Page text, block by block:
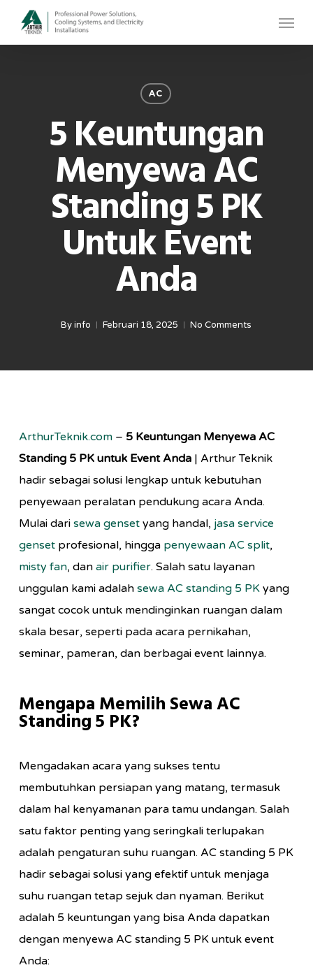
Menu
AC
5 Keuntungan
Menyewa AC
Standing 5 PK
Untuk Event
Anda
By info Februari 18, 2025 No Comments
ArthurTeknik.com– 5 Keuntungan Menyewa AC
Standing 5 PK untuk Event Anda| Arthur Teknik
hadir sebagai solusi lengkap untuk kebutuhan
penyewaan peralatan pendukung acara Anda.
Mulai dari sewa gensetyang handal, jasa service
gensetprofesional, hingga penyewaan AC split,
misty fan, dan air purifier. Salah satu layanan
unggulan kami adalah sewa AC standing 5 PKyang
sangat cocok untuk mendinginkan ruangan dalam
skala besar, seperti pada acara pernikahan,
seminar, pameran, dan berbagai event lainnya.
Mengapa Memilih Sewa AC
Standing 5 PK?
Mengadakan acara yang sukses tentu
membutuhkan persiapan yang matang, termasuk
dalam hal kenyamanan para tamu undangan. Salah
satu faktor penting yang seringkali terlupakan
adalah pengaturan suhu ruangan. AC standing 5 PK
hadir sebagai solusi yang efektif untuk menjaga
suhu ruangan tetap sejuk dan nyaman. Berikut
adalah 5 keuntungan yang bisa Anda dapatkan
dengan menyewa AC standing 5 PK untuk event
Anda: